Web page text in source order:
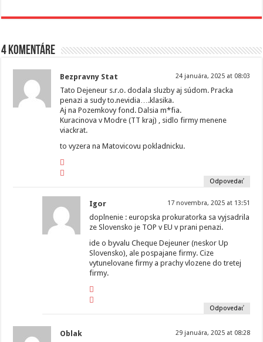
4 komentáre
Bezpravny Stat 24 januára, 2025 at 08:03
Tato Dejeneur s.r.o. dodala sluzby aj súdom. Pracka
penazi a sudy to.nevidia….klasika.
Aj na Pozemkovy fond. Dalsia m*fia.
Kuracinova v Modre (TT kraj) , sidlo firmy menene
viackrat.
to vyzera na Matovicovu pokladnicku.
Odpovedať
Igor 17 novembra, 2025 at 13:51
doplnenie : europska prokuratorka sa vyjsadrila
ze Slovensko je TOP v EU v prani penazi.
ide o byvalu Cheque Dejeuner (neskor Up
Slovensko), ale pospajane firmy. Cize
vytunelovane firmy a prachy vlozene do tretej
firmy.
Odpovedať
Oblak 29 januára, 2025 at 08:28